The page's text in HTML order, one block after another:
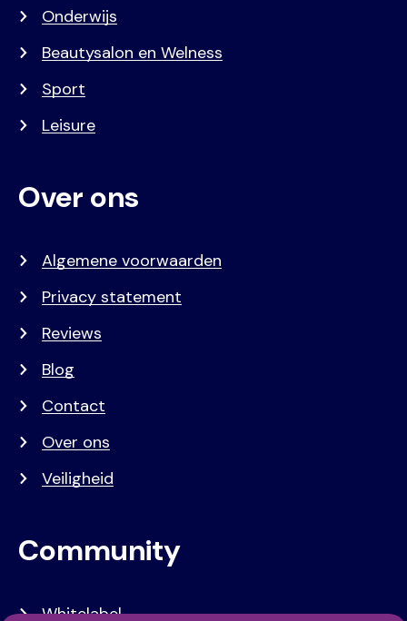
Onderwijs
Beautysalon en Welness
Sport
Leisure
Over ons
Algemene voorwaarden
Privacy statement
Reviews
Blog
Contact
Over ons
Veiligheid
Community
Whitelabel